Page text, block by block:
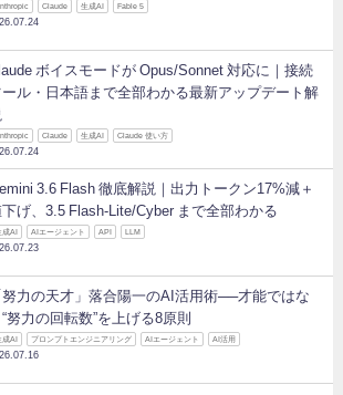
Claude 生成AI Fable 5
ボイスモードが Opus/Sonnet 対応に｜接続
ール・日本語まで全部わかる最新アップデート解
Claude 生成AI Claude 使い方
3.6 Flash 徹底解説｜出力トークン17%減＋
げ、3.5 Flash-Lite/Cyber まで全部わかる
成AI AIエージェント API LLM
努力の天才」落合陽一のAI活用術──才能ではな
“努力の回転数”を上げる8原則
成AI プロンプトエンジニアリング AIエージェント AI活用